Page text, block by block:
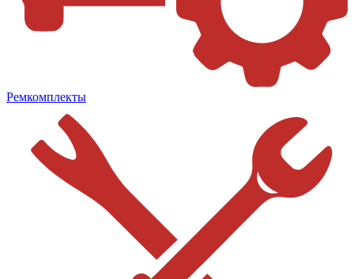
Ремкомплекты